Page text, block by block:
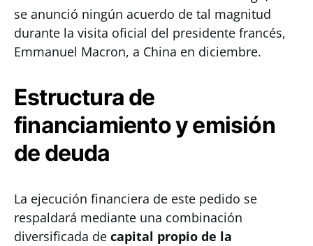
se anunció ningún acuerdo de tal magnitud
durante la visita oficial del presidente francés,
Emmanuel Macron, a China en diciembre.
Estructura de
financiamiento y emisión
de deuda
La ejecución financiera de este pedido se
respaldará mediante una combinación
diversificada de capital propio de la